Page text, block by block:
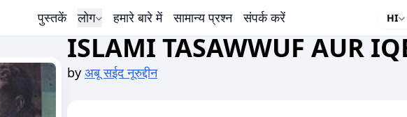
पुस्तकें लोग हमारे बारे में सामान्य प्रश्न संपर्क करें HI
ISLAMI TASAWWUF AUR
by अबू सईद नूरुद्दीन